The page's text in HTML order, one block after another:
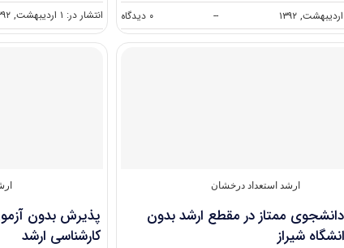
-- ۰ دیدگاه
پذیرش
دانشجو
انتشار در: ۱ اردیبهشت, ۱۳۹۲
ارشد استعداد درخشان
ممتاز در مقطع ارشد بدون
شیراز
پذیرش بدون
کارشناسی ارشد